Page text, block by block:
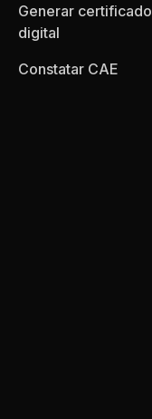
Generar certificado
digital
Constatar CAE